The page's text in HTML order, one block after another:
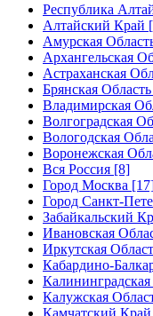
Республика
Алтайский Край
Амурская
Архангельская
Астраханская
Брянская
Владимирская
Волгоградская
Вологодская
Воронежская
Вся Россия [8]
Город Москва
Город Санкт-
Забайкальский
Ивановская
Иркутская
Кабардино-
Калужская
Камчатский